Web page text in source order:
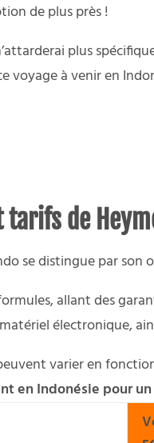
de plus près !
plus
voyage à venir en
tarifs de
se distingue par son
allant des
électronique,
varier en
en Indonésie pour